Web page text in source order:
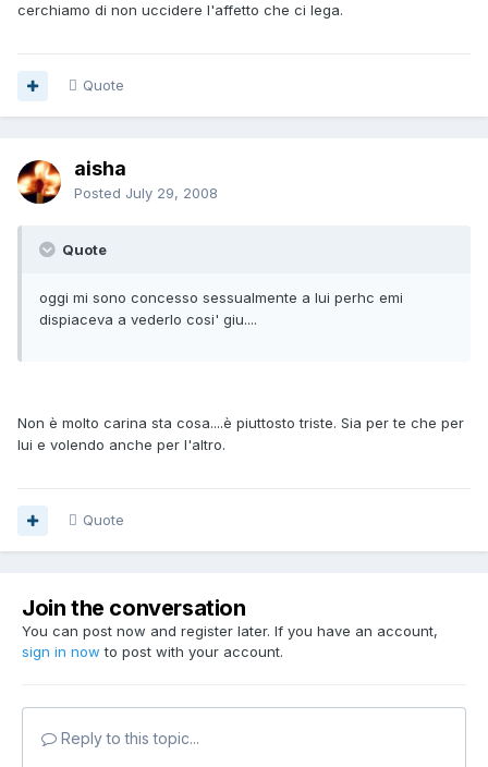
cerchiamo di non uccidere l'affetto che ci lega.
Quote
aisha
Posted July 29, 2008
Quote
oggi mi sono concesso sessualmente a lui perhc emi
dispiaceva a vederlo cosi' giu....
Non è molto carina sta cosa....è piuttosto triste. Sia per te che per
lui e volendo anche per l'altro.
Quote
Join the conversation
You can post now and register later. If you have an account,
sign in now to post with your account.
Reply to this topic...